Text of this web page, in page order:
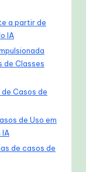
a partir de
IA
de Classes
Casos de
de Uso em
IA
de casos de